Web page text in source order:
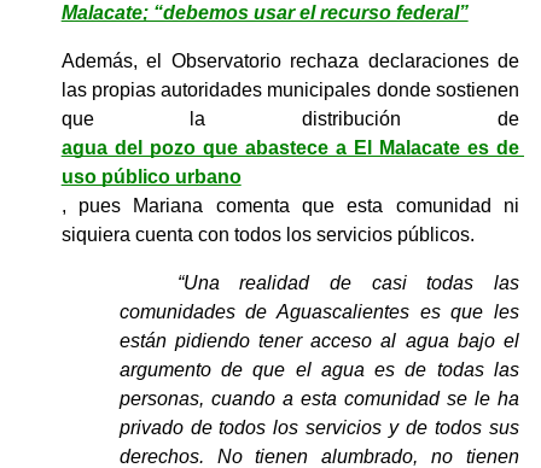
Malacate; “debemos usar el recurso federal”
Además, el Observatorio rechaza declaraciones de
las propias autoridades municipales donde sostienen
que la distribución de
agua del pozo que abastece a El Malacate es de
uso público urbano
, pues Mariana comenta que esta comunidad ni
siquiera cuenta con todos los servicios públicos.
“Una realidad de casi todas las
comunidades de Aguascalientes es que les
están pidiendo tener acceso al agua bajo el
argumento de que el agua es de todas las
personas, cuando a esta comunidad se le ha
privado de todos los servicios y de todos sus
derechos. No tienen alumbrado, no tienen